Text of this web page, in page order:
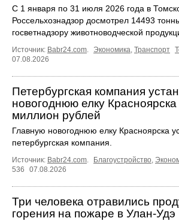
С 1 января по 31 июля 2026 года в
Россельхознадзор досмотрел 14493
госветнадзору животноводческой
Источник: Babr24.com. Экономика, Транспорт
07.08.2026
Петербургская компания
новогоднюю елку Красноярска
миллион рублей
Главную новогоднюю елку Красноярска
петербургская компания.
Источник: Babr24.com. Благоустройство,
536
07.08.2026
Три человека отравились
горения на пожаре в Улан-Удэ